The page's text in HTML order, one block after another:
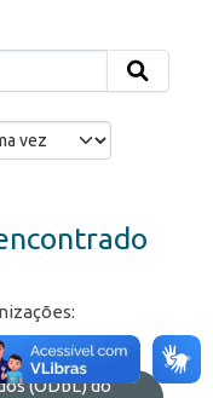
(ODbL) do